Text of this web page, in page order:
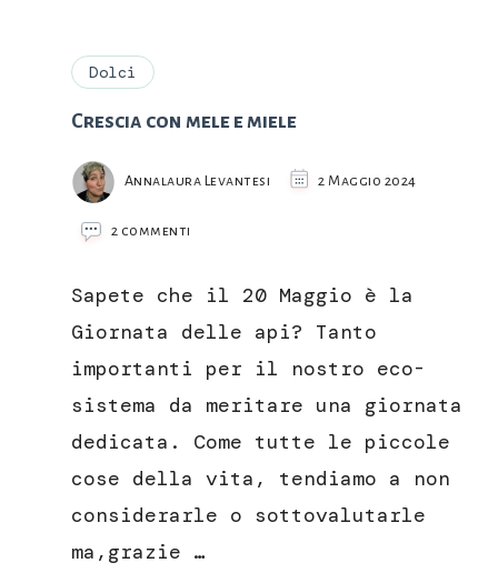
Dolci
Crescia con mele e miele
Annalaura Levantesi 2 Maggio 2024
2 commenti
mele
e
Sapete che il 20 Maggio è la
Giornata delle api? Tanto
importanti per il nostro eco-
sistema da meritare una giornata
dedicata. Come tutte le piccole
cose della vita, tendiamo a non
considerarle o sottovalutarle
ma,grazie …